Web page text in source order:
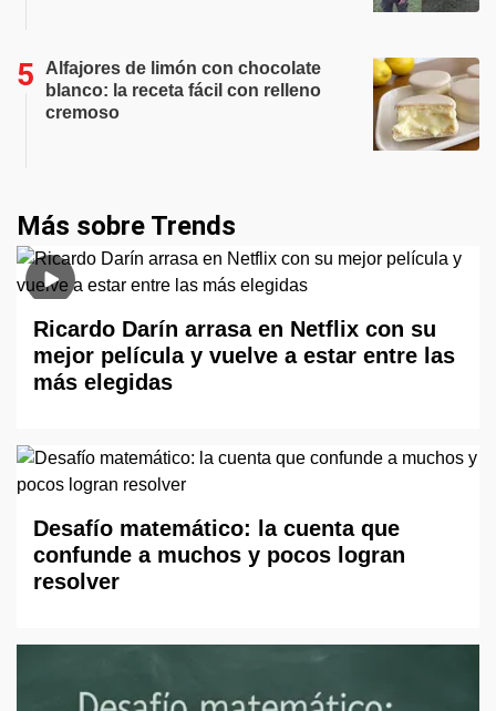
Alfajores de limón con chocolate
blanco: la receta fácil con relleno
cremoso
Más sobre Trends
Ricardo Darín arrasa en Netflix con su
mejor película y vuelve a estar entre las
más elegidas
Desafío matemático: la cuenta que
confunde a muchos y pocos logran
resolver